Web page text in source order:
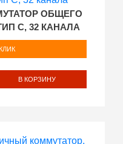
ОБЩЕГО
C, 32 КАНАЛА
В КОРЗИНУ